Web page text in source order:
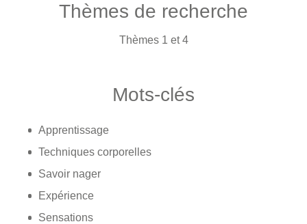
Thèmes de recherche
Thèmes 1 et 4
Mots-clés
Apprentissage
Techniques corporelles
Savoir nager
Expérience
Sensations